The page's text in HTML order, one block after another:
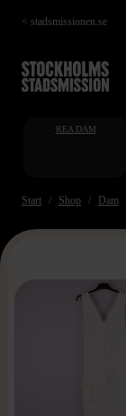
Hoppa
till
< stadsmissionen.se
REA DAM
Start Shop Dam